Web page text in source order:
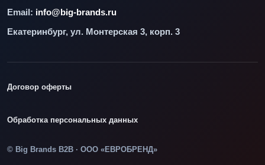
Email: info@big-brands.ru
Екатеринбург, ул. Монтерская 3, корп. 3
Договор оферты
Обработка персональных данных
© Big Brands B2B · ООО «ЕВРОБРЕНД»